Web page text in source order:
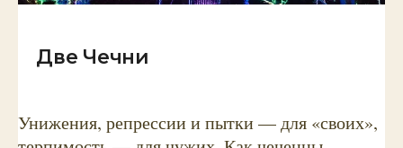
Две Чечни
Унижения, репрессии и пытки — для «своих»,